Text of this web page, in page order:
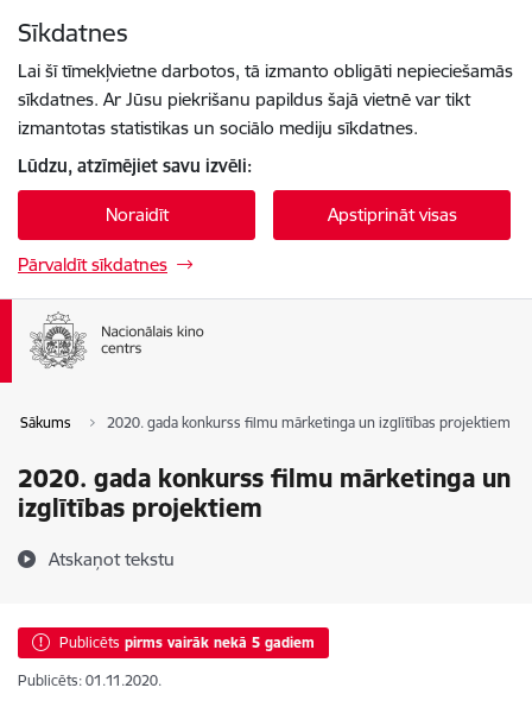
Sīkdatnes
Lai šī tīmekļvietne darbotos, tā izmanto obligāti nepieciešamās
sīkdatnes. Ar Jūsu piekrišanu papildus šajā vietnē var tikt
izmantotas statistikas un sociālo mediju sīkdatnes.
Lūdzu, atzīmējiet savu izvēli:
Noraidīt Apstiprināt visas
Pārvaldīt sīkdatnes
Sākums 2020. gada konkurss filmu mārketinga un izglītības projektiem
2020. gada konkurss filmu mārketinga un
izglītības projektiem
Atskaņot tekstu
Publicēts pirms vairāk nekā 5 gadiem
Publicēts: 01.11.2020.